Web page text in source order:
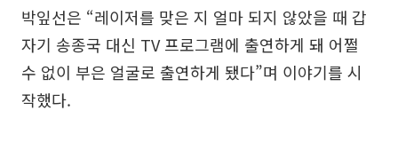
박잎선은 “레이저를 맞은 지 얼마 되지 않았을 때 갑
자기 송종국 대신 TV 프로그램에 출연하게 돼 어쩔
수 없이 부은 얼굴로 출연하게 됐다”며 이야기를 시
작했다.